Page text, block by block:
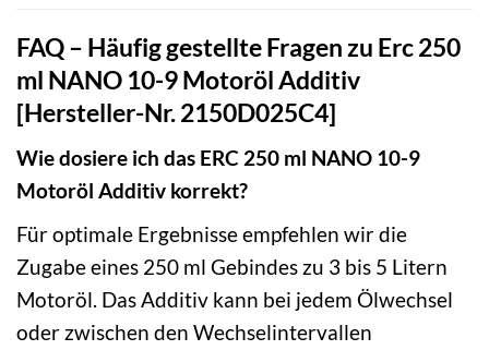
FAQ – Häufig gestellte Fragen zu Erc 250
ml NANO 10-9 Motoröl Additiv
[Hersteller-Nr. 2150D025C4]
Wie dosiere ich das ERC 250 ml NANO 10-9
Motoröl Additiv korrekt?
Für optimale Ergebnisse empfehlen wir die
Zugabe eines 250 ml Gebindes zu 3 bis 5 Litern
Motoröl. Das Additiv kann bei jedem Ölwechsel
oder zwischen den Wechselintervallen